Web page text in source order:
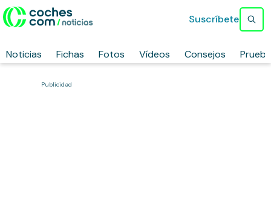
Noticias Fichas Fotos Vídeos Consejos
Suscríbete
Publicidad